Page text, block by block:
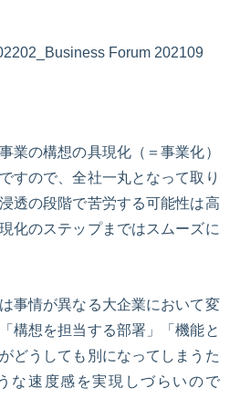
業の構想の具現化（＝事業化）
すので、全社一丸となって取り
透の段階で苦労する可能性は高
化のステップまではスムーズに
事情が異なる大企業において変
構想を担当する部署」「機能と
どうしても別になってしまうた
な速度感を実現しづらいので